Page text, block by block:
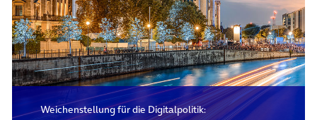
Weichenstellung für die Digitalpolitik: